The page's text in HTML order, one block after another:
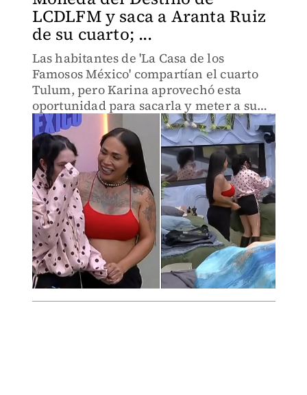
LCDLFM y saca a Aranta Ruiz
de su cuarto; ...
Las habitantes de 'La Casa de los
Famosos México' compartían el cuarto
Tulum, pero Karina aprovechó esta
oportunidad para sacarla y meter a su
amiga Gema Garoa